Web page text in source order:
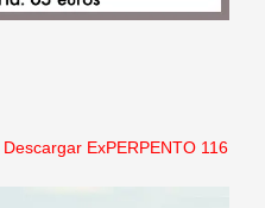
Descargar ExPERPENTO 116